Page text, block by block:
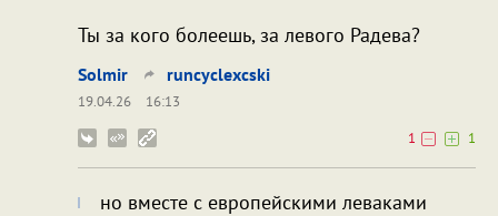
Ты за кого болеешь, за левого Радева?
Solmir runcyclexcski
19.04.26
16:13
1
1
но вместе с европейскими леваками